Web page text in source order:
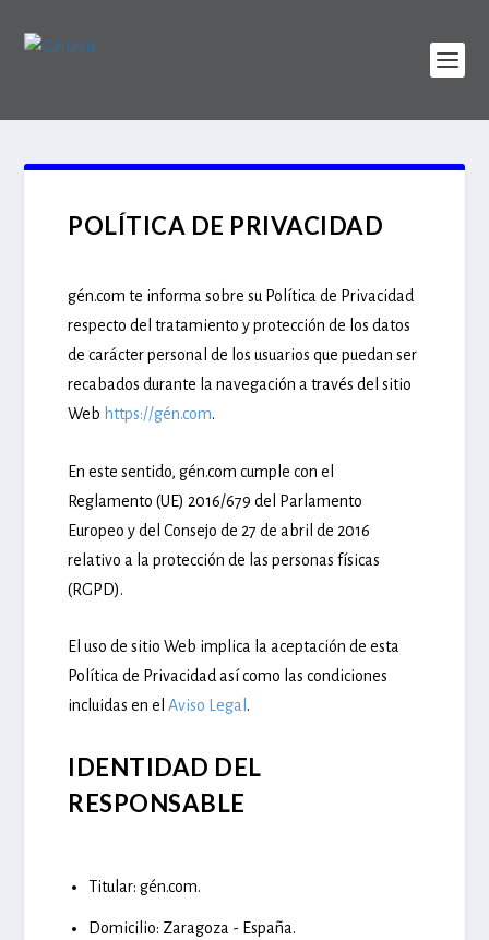
POLÍTICA DE PRIVACIDAD
gén.com te informa sobre su Política de Privacidad
respecto del tratamiento y protección de los datos
de carácter personal de los usuarios que puedan ser
recabados durante la navegación a través del sitio
Web https://gén.com.
En este sentido, gén.com cumple con el
Reglamento (UE) 2016/679 del Parlamento
Europeo y del Consejo de 27 de abril de 2016
relativo a la protección de las personas físicas
(RGPD).
El uso de sitio Web implica la aceptación de esta
Política de Privacidad así como las condiciones
incluidas en elAviso Legal .
IDENTIDAD DEL
RESPONSABLE
Titular: gén.com.
Domicilio: Zaragoza - España.